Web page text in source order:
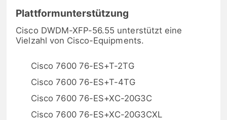
Plattformunterstützung
Cisco DWDM-XFP-56.55 unterstützt eine
Vielzahl von Cisco-Equipments.
Cisco 7600 76-ES+T-2TG
Cisco 7600 76-ES+T-4TG
Cisco 7600 76-ES+XC-20G3C
Cisco 7600 76-ES+XC-20G3CXL